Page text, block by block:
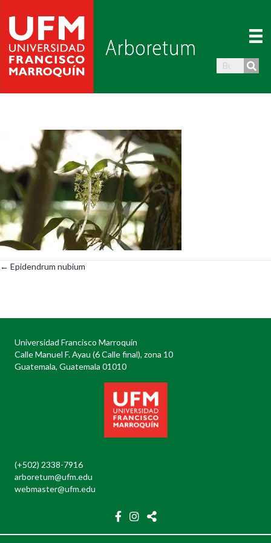
Posts
← Epidendrum nubium
Universidad Francisco Marroquín
Calle Manuel F. Ayau (6 Calle final), zona 10
Guatemala, Guatemala 01010
(+502) 2338-7916
arboretum@ufm.edu
webmaster@ufm.edu